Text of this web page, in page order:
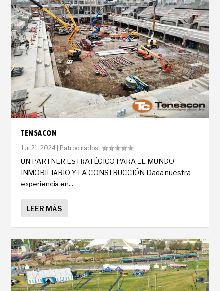
TENSACON
Jun 21, 2024 Patrocinados |
UN PARTNER ESTRATÉGICO PARA EL MUNDO
INMOBILIARIO Y LA CONSTRUCCIÓN Dada nuestra
experiencia en...
LEER MÁS